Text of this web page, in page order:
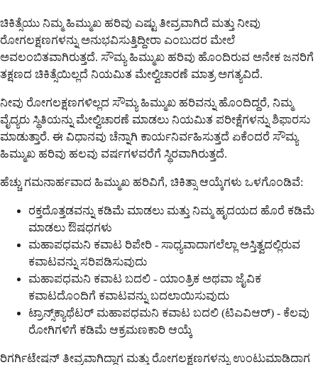
ಚಿಕಿತ್ಸೆಯು ನಿಮ್ಮ ಹಿಮ್ಮುಖ ಹರಿವು ಎಷ್ಟು ತೀವ್ರವಾಗಿದೆ ಮತ್ತು ನೀವು
ರೋಗಲಕ್ಷಣಗಳನ್ನು ಅನುಭವಿಸುತ್ತಿದ್ದೀರಾ ಎಂಬುದರ ಮೇಲೆ
ಅವಲಂಬಿತವಾಗಿರುತ್ತದೆ. ಸೌಮ್ಯ ಹಿಮ್ಮುಖ ಹರಿವು ಹೊಂದಿರುವ ಅನೇಕ ಜನರಿಗೆ
ತಕ್ಷಣದ ಚಿಕಿತ್ಸೆಯಿಲ್ಲದೆ ನಿಯಮಿತ ಮೇಲ್ವಿಚಾರಣೆ ಮಾತ್ರ ಅಗತ್ಯವಿದೆ.
ನೀವು ರೋಗಲಕ್ಷಣಗಳಿಲ್ಲದ ಸೌಮ್ಯ ಹಿಮ್ಮುಖ ಹರಿವನ್ನು ಹೊಂದಿದ್ದರೆ, ನಿಮ್ಮ
ವೈದ್ಯರು ಸ್ಥಿತಿಯನ್ನು ಮೇಲ್ವಿಚಾರಣೆ ಮಾಡಲು ನಿಯಮಿತ ಪರೀಕ್ಷೆಗಳನ್ನು ಶಿಫಾರಸು
ಮಾಡುತ್ತಾರೆ. ಈ ವಿಧಾನವು ಚೆನ್ನಾಗಿ ಕಾರ್ಯನಿರ್ವಹಿಸುತ್ತದೆ ಏಕೆಂದರೆ ಸೌಮ್ಯ
ಹಿಮ್ಮುಖ ಹರಿವು ಹಲವು ವರ್ಷಗಳವರೆಗೆ ಸ್ಥಿರವಾಗಿರುತ್ತದೆ.
ಹೆಚ್ಚು ಗಮನಾರ್ಹವಾದ ಹಿಮ್ಮುಖ ಹರಿವಿಗೆ, ಚಿಕಿತ್ಸಾ ಆಯ್ಕೆಗಳು ಒಳಗೊಂಡಿವೆ:
ರಕ್ತದೊತ್ತಡವನ್ನು ಕಡಿಮೆ ಮಾಡಲು ಮತ್ತು ನಿಮ್ಮ ಹೃದಯದ ಹೊರೆ ಕಡಿಮೆ
ಮಾಡಲು ಔಷಧಗಳು
ಮಹಾಪಧಮನಿ ಕವಾಟ ರಿಪೇರಿ - ಸಾಧ್ಯವಾದಾಗಲೆಲ್ಲಾ ಅಸ್ತಿತ್ವದಲ್ಲಿರುವ
ಕವಾಟವನ್ನು ಸರಿಪಡಿಸುವುದು
ಮಹಾಪಧಮನಿ ಕವಾಟ ಬದಲಿ - ಯಾಂತ್ರಿಕ ಅಥವಾ ಜೈವಿಕ
ಕವಾಟದೊಂದಿಗೆ ಕವಾಟವನ್ನು ಬದಲಾಯಿಸುವುದು
ಟ್ರಾನ್ಸ್‌ಕ್ಯಾಥೆಟರ್ ಮಹಾಪಧಮನಿ ಕವಾಟ ಬದಲಿ (ಟಿಎವಿಆರ್) - ಕೆಲವು
ರೋಗಿಗಳಿಗೆ ಕಡಿಮೆ ಆಕ್ರಮಣಕಾರಿ ಆಯ್ಕೆ
ರಿಗರ್ಗಿಟೇಷನ್ ತೀವ್ರವಾಗಿದ್ದಾಗ ಮತ್ತು ರೋಗಲಕ್ಷಣಗಳನ್ನು ಉಂಟುಮಾಡಿದಾಗ